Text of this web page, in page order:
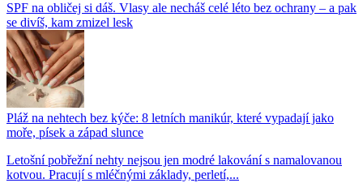
SPF na obličej si dáš. Vlasy ale necháš celé léto bez ochrany – a pak
se divíš, kam zmizel lesk
Pláž na nehtech bez kýče: 8 letních manikúr, které vypadají jako
moře, písek a západ slunce
Letošní pobřežní nehty nejsou jen modré lakování s namalovanou
kotvou. Pracují s mléčnými základy, perletí,...